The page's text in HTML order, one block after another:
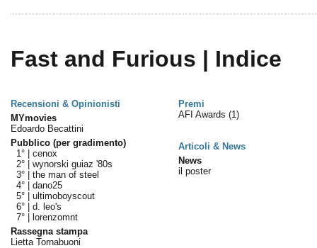
Fast and Furious | Indice
Recensioni & Opinionisti
Premi
MYmovies
Edoardo Becattini
Pubblico (per gradimento)
1° | cenox
2° | wynorski guiaz '80s
3° | the man of steel
4° | dano25
5° | ultimoboyscout
6° | d. leo's
7° |
lorenzomnt
Rassegna stampa
Lietta Tornabuoni
AFI Awards (1)
Articoli & News
News
il poster